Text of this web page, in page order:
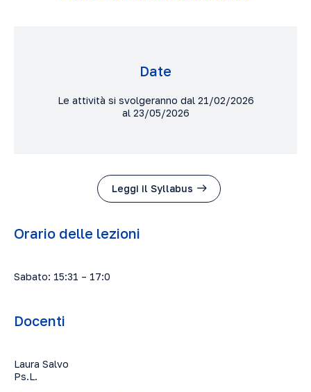
Date
Le attività si svolgeranno dal 21/02/2026
al 23/05/2026
Leggi il Syllabus
Orario delle lezioni
Sabato: 15:31 – 17:0
Docenti
Laura Salvo
Ps.L.